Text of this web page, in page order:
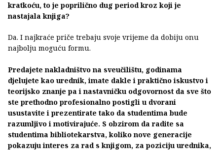
kratkoću, to je poprilično dug period kroz koji je
nastajala knjiga?
Da. I najkraće priče trebaju svoje vrijeme da dobiju onu
najbolju moguću formu.
Predajete nakladništvo na sveučilištu, godinama
djelujete kao urednik, imate dakle i praktično iskustvo i
teorijsko znanje pa i nastavničku odgovornost da sve što
ste prethodno profesionalno postigli u dvorani
usustavite i prezentirate tako da studentima bude
razumljivo i motivirajuće. S obzirom da radite sa
studentima bibliotekarstva, koliko nove generacije
pokazuju interes za rad s knjigom, za poziciju urednika,